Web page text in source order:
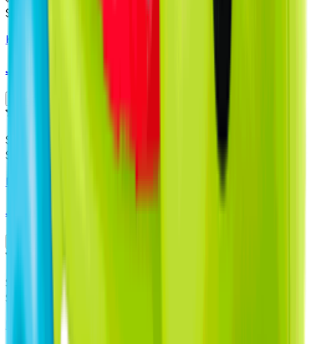
$13.990 x un
Kong
Juguete Perro Kong Ball Pelota Roja
Producto sin calificar
$
$2.990 x un
Pet's Fun
Juguete Lanza Pelota de Tenis
Producto sin calificar
$
$7.850 x un